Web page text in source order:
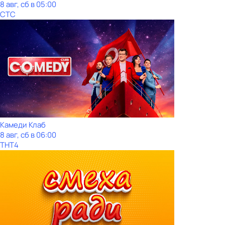
8 авг, сб в 05:00
СТС
Камеди Клаб
8 авг, сб в 06:00
ТНТ4